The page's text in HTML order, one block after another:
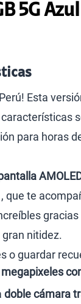
5G
Esta
para horas
, que te
gracias
nitidez.
o guardar
doble cámara